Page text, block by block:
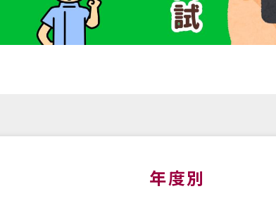
年度別